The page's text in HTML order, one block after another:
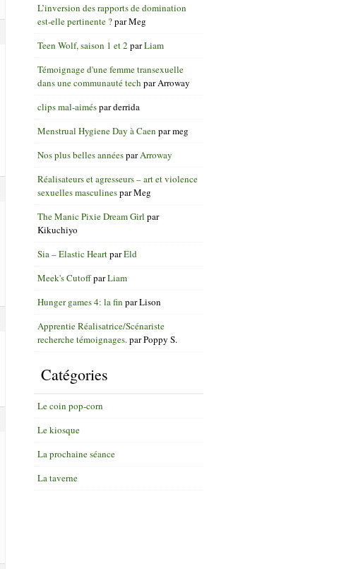
L’inversion des rapports de domination
est-elle pertinente ?parMeg
Teen Wolf, saison 1 et 2 parLiam
Témoignage d'une femme transexuelle
dans une communauté tech parArroway
clips mal-aimésparderrida
Menstrual Hygiene Day à Caen parmeg
Nos plus belles annéesparArroway
Réalisateurs et agresseurs – art et violence
sexuelles masculinesparMeg
The Manic Pixie Dream Girl par
Kikuchiyo
Sia – Elastic HeartparEld
Meek's CutoffparLiam
Hunger games 4: la fin parLison
Apprentie Réalisatrice/Scénariste
recherche témoignages. parPoppy S.
Catégories
Le coin pop-corn
Le kiosque
La prochaine séance
La taverne